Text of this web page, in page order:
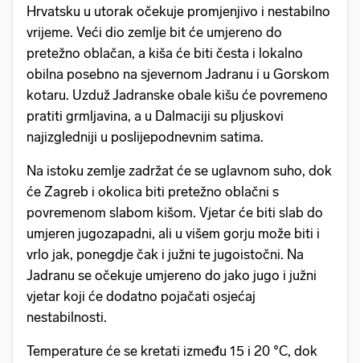
Hrvatsku u utorak očekuje promjenjivo i nestabilno
vrijeme. Veći dio zemlje bit će umjereno do
pretežno oblačan, a kiša će biti česta i lokalno
obilna posebno na sjevernom Jadranu i u Gorskom
kotaru. Uzduž Jadranske obale kišu će povremeno
pratiti grmljavina, a u Dalmaciji su pljuskovi
najizgledniji u poslijepodnevnim satima.
Na istoku zemlje zadržat će se uglavnom suho, dok
će Zagreb i okolica biti pretežno oblačni s
povremenom slabom kišom. Vjetar će biti slab do
umjeren jugozapadni, ali u višem gorju može biti i
vrlo jak, ponegdje čak i južni te jugoistočni. Na
Jadranu se očekuje umjereno do jako jugo i južni
vjetar koji će dodatno pojačati osjećaj
nestabilnosti.
Temperature će se kretati između 15 i 20 °C, dok